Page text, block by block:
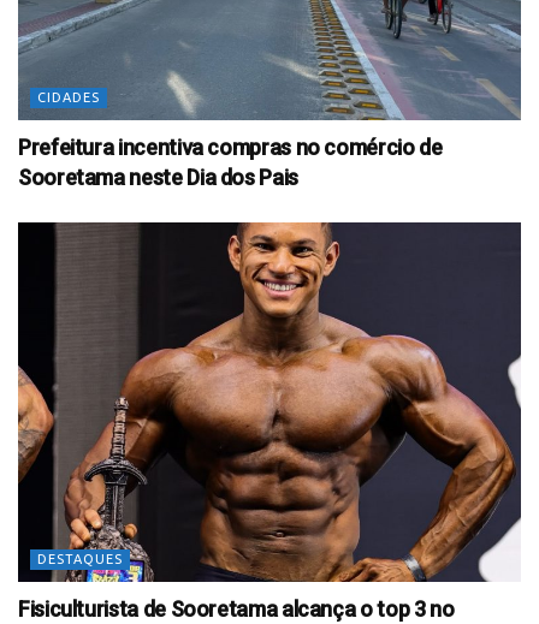
CIDADES
Prefeitura incentiva compras no comércio de
Sooretama neste Dia dos Pais
DESTAQUES
Fisiculturista de Sooretama alcança o top 3 no